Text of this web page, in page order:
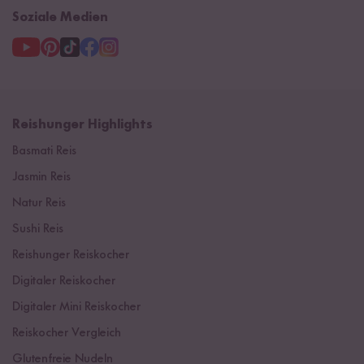
Soziale Medien
Reishunger Highlights
Basmati Reis
Jasmin Reis
Natur Reis
Sushi Reis
Reishunger Reiskocher
Digitaler Reiskocher
Digitaler Mini Reiskocher
Reiskocher Vergleich
Glutenfreie Nudeln